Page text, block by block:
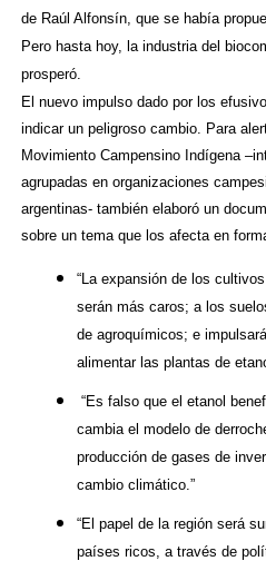
de Raúl Alfonsín, que se había
Pero hasta hoy, la industria del
prosperó.
El nuevo impulso dado por los
indicar un peligroso cambio. Para
Movimiento Campensino Indígena
agrupadas en organizaciones
argentinas- también elaboró un
sobre un tema que los afecta en
“La expansión de los
serán más caros; a los
de agroquímicos; e
alimentar las plantas de
“Es falso que el etanol
cambia el modelo de
producción de gases de
cambio climático.”
“El papel de la región será
países ricos, a través de